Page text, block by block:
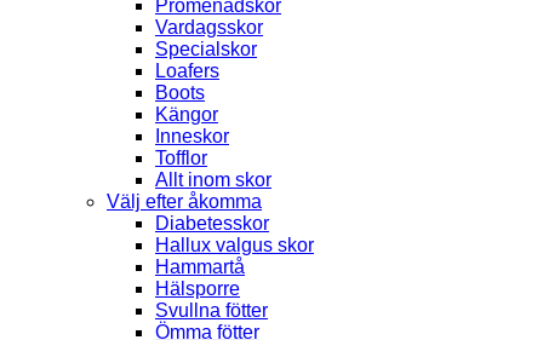
Promenadskor
Vardagsskor
Specialskor
Loafers
Boots
Kängor
Inneskor
Tofflor
Allt inom skor
Välj efter åkomma
Diabetesskor
Hallux valgus skor
Hammartå
Hälsporre
Svullna fötter
Ömma fötter